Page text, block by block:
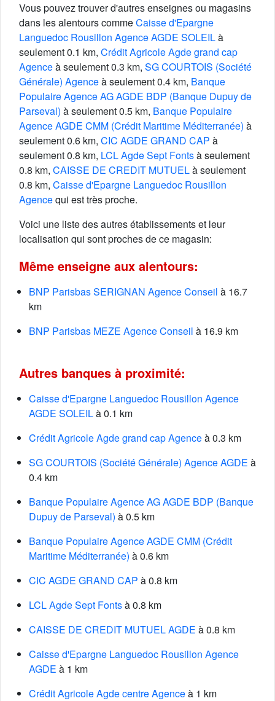
Vous pouvez trouver d'autres enseignes ou magasins
dans les alentours commeCaisse d'Epargne
Languedoc Rousillon Agence AGDE SOLEILà
seulement 0.1 km, Crédit Agricole Agde grand cap
Agenceà seulement 0.3 km, SG COURTOIS (Société
Générale) Agenceà seulement 0.4 km, Banque
Populaire Agence AG AGDE BDP (Banque Dupuy de
Parseval) à seulement 0.5 km, Banque Populaire
Agence AGDE CMM (Crédit Maritime Méditerranée) à
seulement 0.6 km, CIC AGDE GRAND CAP à
seulement 0.8 km, LCL Agde Sept Fontsà seulement
0.8 km, CAISSE DE CREDIT MUTUELà seulement
0.8 km, Caisse d'Epargne Languedoc Rousillon
Agencequi est très proche.
Voici une liste des autres établissements et leur
localisation qui sont proches de ce magasin:
Même enseigne aux alentours:
BNP Parisbas SERIGNAN Agence Conseil à 16.7
km
BNP Parisbas MEZE Agence Conseil à 16.9 km
Autres banques à proximité:
Caisse d'Epargne Languedoc Rousillon Agence
AGDE SOLEILà 0.1 km
Crédit Agricole Agde grand cap Agenceà 0.3 km
SG COURTOIS (Société Générale) Agence AGDE à
0.4 km
Banque Populaire Agence AG AGDE BDP (Banque
Dupuy de Parseval) à 0.5 km
Banque Populaire Agence AGDE CMM (Crédit
Maritime Méditerranée) à 0.6 km
CIC AGDE GRAND CAP à 0.8 km
LCL Agde Sept Fontsà 0.8 km
CAISSE DE CREDIT MUTUEL AGDE à 0.8 km
Caisse d'Epargne Languedoc Rousillon Agence
AGDE à 1 km
Crédit Agricole Agde centre Agenceà 1 km